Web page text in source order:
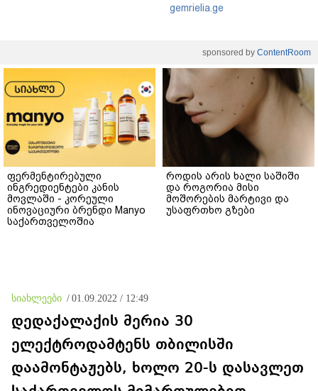
gemrielia.ge
sponsored by ContentRoom
ფერმენტირებული
ინგრედიენტები კანის
მოვლაში - კორეული
ინოვაციური ბრენდი Manyo
საქართველოშია
როდის არის ხალი საშიში
და როგორია მისი
მოშორების მარტივი და
უსაფრთხო გზები
სიახლეები / 01.09.2022 / 12:49
დედაქალაქის მერია 30
ელექტროდამტენს თბილისში
დაამონტაჟებს, ხოლო 20-ს დასავლეთ